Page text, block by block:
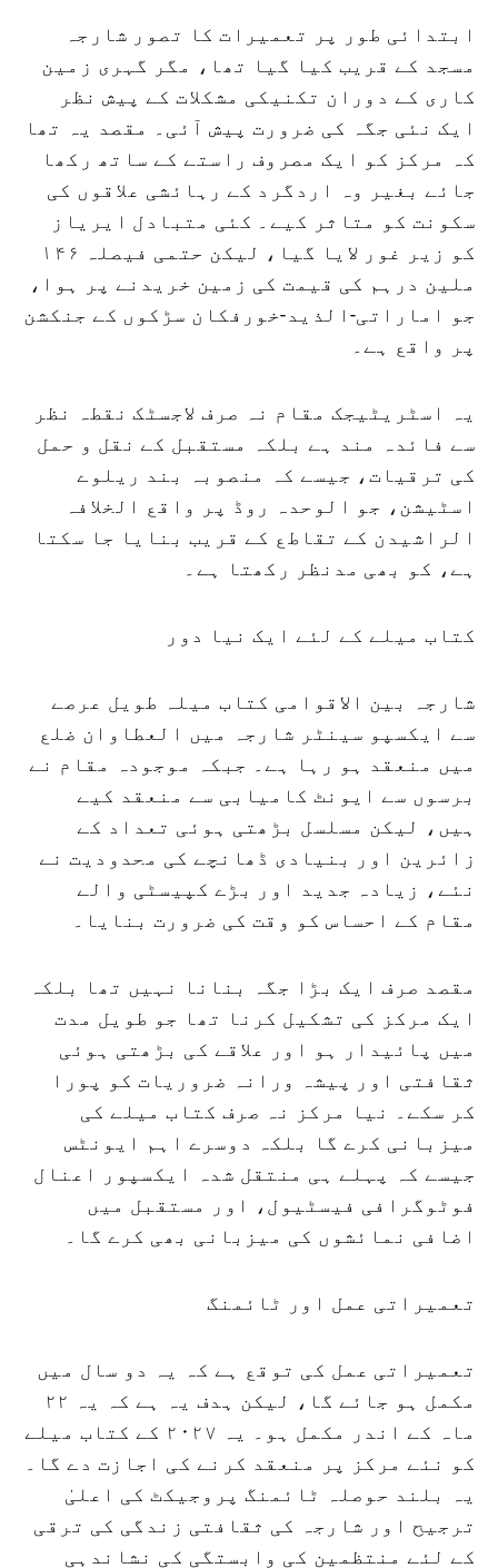
ابتدائی طور پر تعمیرات کا تصور شارجہ
مسجد کے قریب کیا گیا تھا، مگر گہری زمین
کاری کے دوران تکنیکی مشکلات کے پیش نظر
ایک نئی جگہ کی ضرورت پیش آئی۔ مقصد یہ تھا
کہ مرکز کو ایک مصروف راستے کے ساتھ رکھا
جائے بغیر وہ اردگرد کے رہائشی علاقوں کی
سکونت کو متاثر کیے۔ کئی متبادل ایریاز
کو زیر غور لایا گیا، لیکن حتمی فیصلہ ۱۴۶
ملین درہم کی قیمت کی زمین خریدنے پر ہوا،
جو اماراتی-الذید-خورفکان سڑکوں کے جنکشن
پر واقع ہے۔
یہ اسٹریٹیجک مقام نہ صرف لاجسٹک نقطہ نظر
سے فائدہ مند ہے بلکہ مستقبل کے نقل و حمل
کی ترقیات، جیسے کہ منصوبہ بند ریلوے
اسٹیشن، جو الوحدہ روڈ پر واقع الخلافہ
الراشیدن کے تقاطع کے قریب بنایا جا سکتا
ہے، کو بھی مدنظر رکھتا ہے۔
کتاب میلے کے لئے ایک نیا دور
شارجہ بین الاقوامی کتاب میلہ طویل عرصے
سے ایکسپو سینٹر شارجہ میں العطاوان ضلع
میں منعقد ہو رہا ہے۔ جبکہ موجودہ مقام نے
برسوں سے ایونٹ کامیابی سے منعقد کیے
ہیں، لیکن مسلسل بڑھتی ہوئی تعداد کے
زائرین اور بنیادی ڈھانچے کی محدودیت نے
نئے، زیادہ جدید اور بڑے کپیسٹی والے
مقام کے احساس کو وقت کی ضرورت بنایا۔
مقصد صرف ایک بڑا جگہ بنانا نہیں تھا بلکہ
ایک مرکز کی تشکیل کرنا تھا جو طویل مدت
میں پائیدار ہو اور علاقے کی بڑھتی ہوئی
ثقافتی اور پیشہ ورانہ ضروریات کو پورا
کر سکے۔ نیا مرکز نہ صرف کتاب میلے کی
میزبانی کرے گا بلکہ دوسرے اہم ایونٹس
جیسے کہ پہلے ہی منتقل شدہ ایکسپور اعنال
فوٹوگرافی فیسٹیول، اور مستقبل میں
اضافی نمائشوں کی میزبانی بھی کرے گا۔
تعمیراتی عمل اور ٹائمنگ
تعمیراتی عمل کی توقع ہے کہ یہ دو سال میں
مکمل ہو جائے گا، لیکن ہدف یہ ہے کہ یہ ۲۲
ماہ کے اندر مکمل ہو۔ یہ ۲۰۲۷ کے کتاب میلے
کو نئے مرکز پر منعقد کرنے کی اجازت دے گا۔
یہ بلند حوصلہ ٹائمنگ پروجیکٹ کی اعلیٰ
ترجیح اور شارجہ کی ثقافتی زندگی کی ترقی
کے لئے منتظمین کی وابستگی کی نشاندہی